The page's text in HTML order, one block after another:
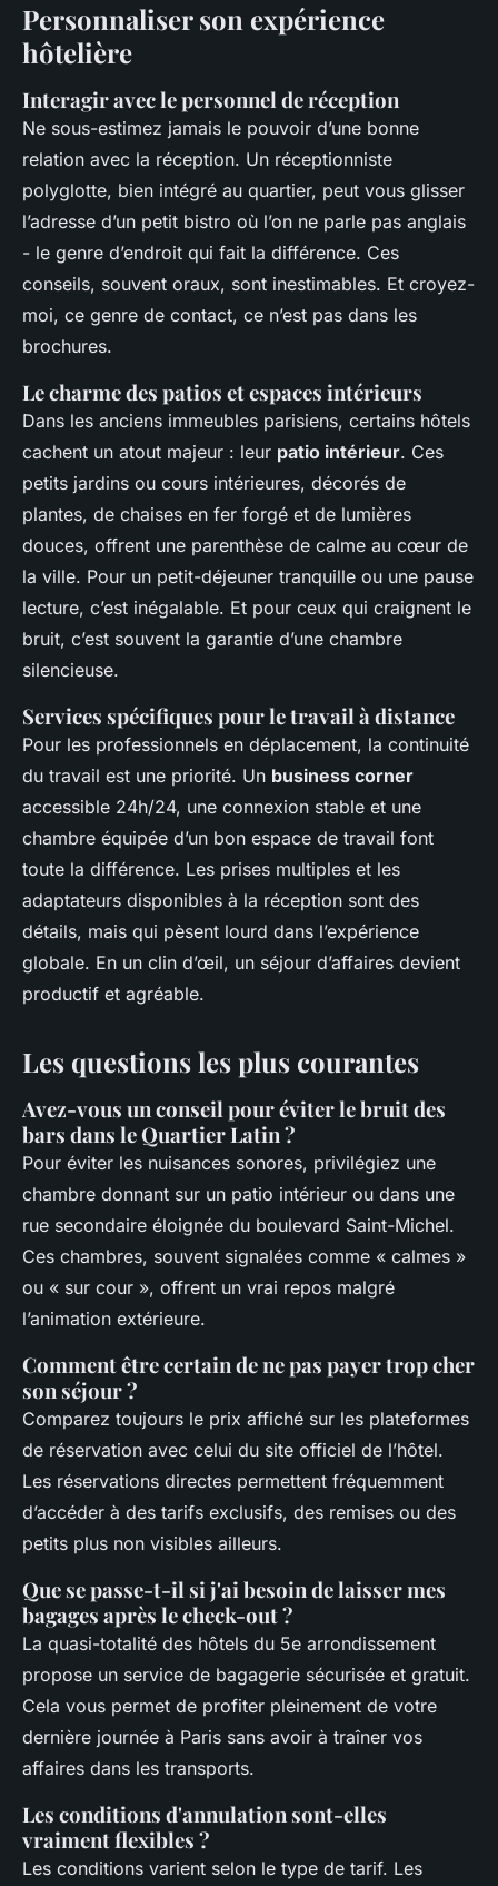
Personnaliser son expérience
hôtelière
Interagir avec le personnel de réception
Ne sous-estimez jamais le pouvoir d’une bonne
relation avec la réception. Un réceptionniste
polyglotte, bien intégré au quartier, peut vous glisser
l’adresse d’un petit bistro où l’on ne parle pas anglais
- le genre d’endroit qui fait la différence. Ces
conseils, souvent oraux, sont inestimables. Et croyez-
moi, ce genre de contact, ce n’est pas dans les
brochures.
Le charme des patios et espaces intérieurs
Dans les anciens immeubles parisiens, certains hôtels
cachent un atout majeur : leur patio intérieur. Ces
petits jardins ou cours intérieures, décorés de
plantes, de chaises en fer forgé et de lumières
douces, offrent une parenthèse de calme au cœur de
la ville. Pour un petit-déjeuner tranquille ou une pause
lecture, c’est inégalable. Et pour ceux qui craignent le
bruit, c’est souvent la garantie d’une chambre
silencieuse.
Services spécifiques pour le travail à distance
Pour les professionnels en déplacement, la continuité
du travail est une priorité. Un business corner
accessible 24h/24, une connexion stable et une
chambre équipée d’un bon espace de travail font
toute la différence. Les prises multiples et les
adaptateurs disponibles à la réception sont des
détails, mais qui pèsent lourd dans l’expérience
globale. En un clin d’œil, un séjour d’affaires devient
productif et agréable.
Les questions les plus courantes
Avez-vous un conseil pour éviter le bruit des
bars dans le Quartier Latin ?
Pour éviter les nuisances sonores, privilégiez une
chambre donnant sur un patio intérieur ou dans une
rue secondaire éloignée du boulevard Saint-Michel.
Ces chambres, souvent signalées comme « calmes »
ou « sur cour », offrent un vrai repos malgré
l’animation extérieure.
Comment être certain de ne pas payer trop cher
son séjour ?
Comparez toujours le prix affiché sur les plateformes
de réservation avec celui du site officiel de l’hôtel.
Les réservations directes permettent fréquemment
d’accéder à des tarifs exclusifs, des remises ou des
petits plus non visibles ailleurs.
Que se passe-t-il si j'ai besoin de laisser mes
bagages après le check-out ?
La quasi-totalité des hôtels du 5e arrondissement
propose un service de bagagerie sécurisée et gratuit.
Cela vous permet de profiter pleinement de votre
dernière journée à Paris sans avoir à traîner vos
affaires dans les transports.
Les conditions d'annulation sont-elles
vraiment flexibles ?
Les conditions varient selon le type de tarif. Les